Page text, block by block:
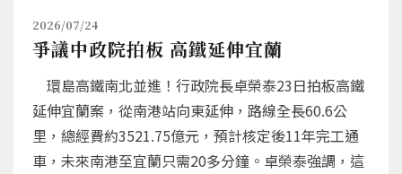
2026/07/24
爭議中政院拍板 高鐵延伸宜蘭
環島高鐵南北並進！行政院長卓榮泰23日拍板高鐵
延伸宜蘭案，從南港站向東延伸，路線全長60.6公
里，總經費約3521.75億元，預計核定後11年完工通
車，未來南港至宜蘭只需20多分鐘。卓榮泰強調，這